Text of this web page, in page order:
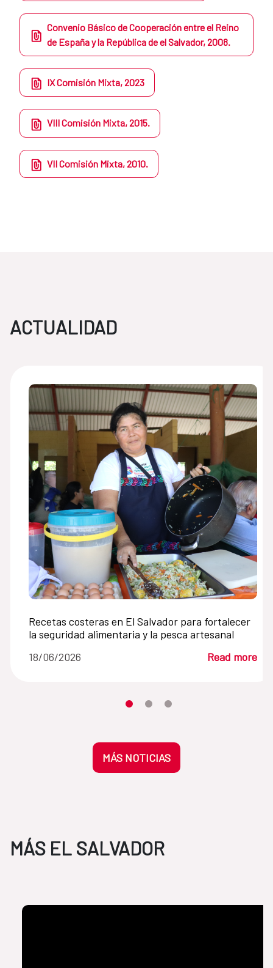
Convenio Básico de Cooperación entre el Reino
de España y la República de el Salvador, 2008.
IX Comisión Mixta, 2023
VIII Comisión Mixta, 2015.
VII Comisión Mixta, 2010.
ACTUALIDAD
Recetas costeras en El Salvador para fortalecer
la seguridad alimentaria y la pesca artesanal
18/06/2026
Read more
Moves the carousel to its element
Moves the carousel to its
Moves the carousel to its
MÁS NOTICIAS
MÁS EL SALVADOR